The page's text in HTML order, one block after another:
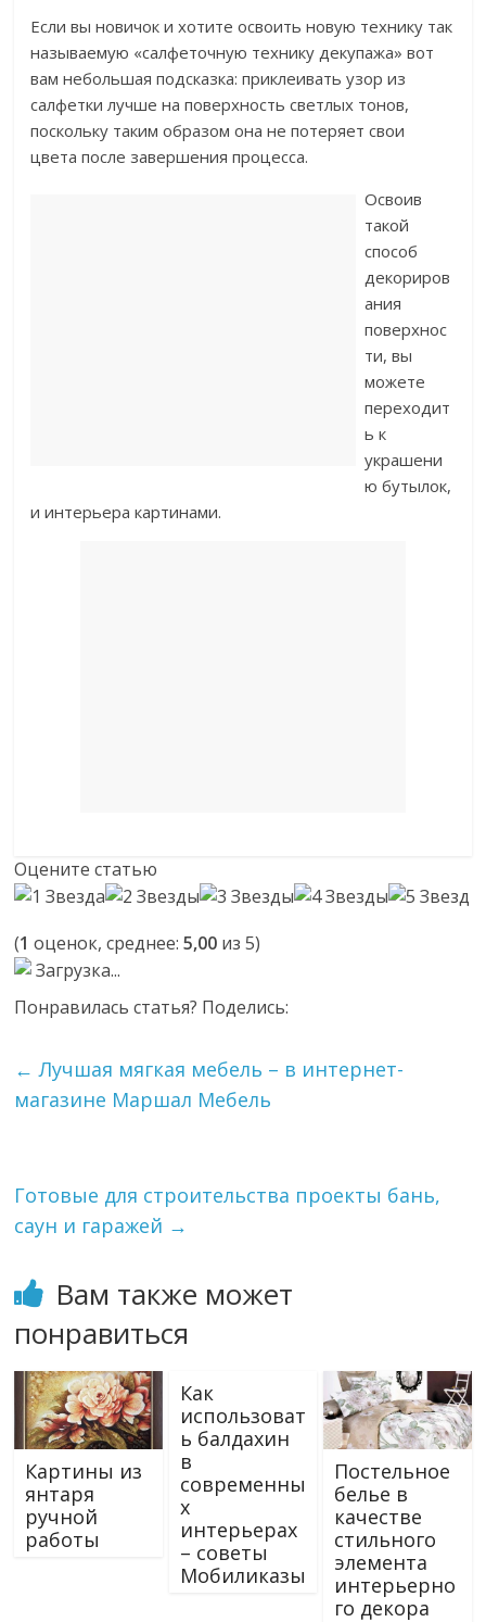
Если вы новичок и хотите освоить новую технику так
называемую «салфеточную технику декупажа» вот
вам небольшая подсказка: приклеивать узор из
салфетки лучше на поверхность светлых тонов,
поскольку таким образом она не потеряет свои
цвета после завершения процесса.
Освоив
такой
способ
декориров
ания
поверхнос
ти, вы
можете
переходит
ь к
украшени
ю бутылок,
и интерьера картинами.
Оцените статью
(1 оценок, среднее:5,00 из 5)
Загрузка...
Понравилась статья? Поделись:
← Лучшая мягкая мебель – в интернет-
магазине Маршал Мебель
Готовые для строительства проекты бань,
саун и гаражей →
Вам также может
понравиться
Картины из
янтаря
ручной
работы
Как
использоват
ь балдахин
в
современны
х
интерьерах
– советы
Мобиликазы
Постельное
белье в
качестве
стильного
элемента
интерьерно
го декора